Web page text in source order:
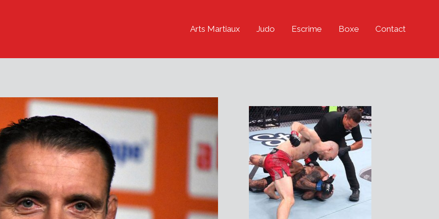
Arts Martiaux Judo Escrime Boxe Contact